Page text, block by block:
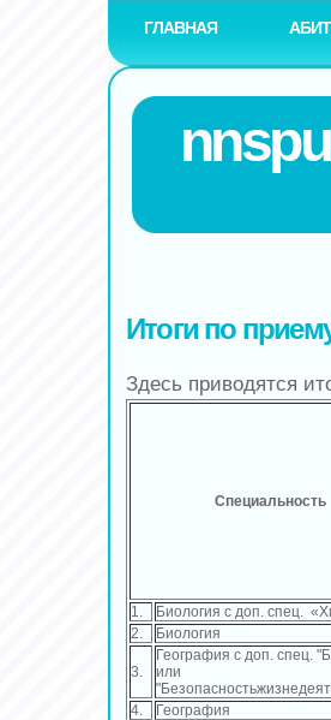
ГЛАВНАЯ
Итоги по
Здесь приводятся
Специальность
1. Биология с доп. спец.
2.
Биология
3.
География с доп. спец.
или
4. География